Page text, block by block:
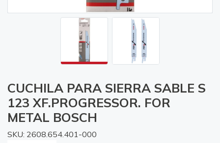
CUCHILA PARA SIERRA SABLE S
123 XF.PROGRESSOR. FOR
METAL BOSCH
SKU: 2608.654.401-000